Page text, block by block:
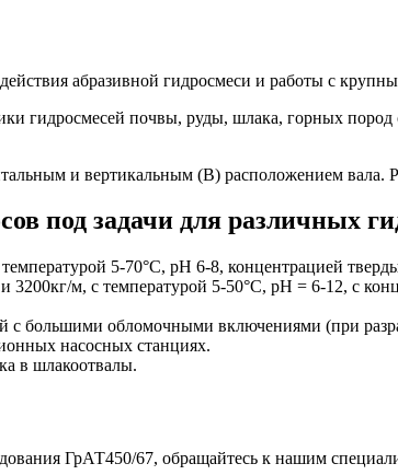
абразивной гидросмеси и работы с
гидросмесей почвы, руды, шлака, горных
и вертикальным (В) расположением вала.
под задачи для различных
5-70°С, рН 6-8, концентрацией
м, с температурой 5-50°С, рН = 6-12, с
большими обломочными включениями (при
насосных станциях.
в шлакоотвалы.
ГрАТ450/67, обращайтесь к нашим